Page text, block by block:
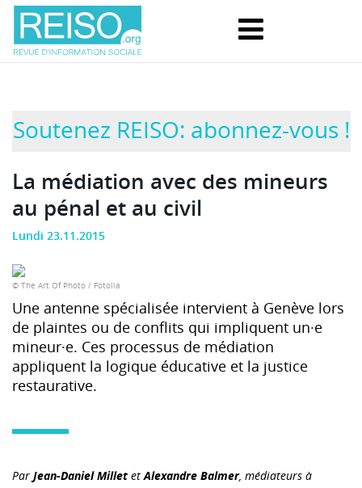
Soutenez REISO: abonnez-vous !
La médiation avec des mineurs
au pénal et au civil
Lundi 23.11.2015
© The Art Of Photo / Fotolia
Une antenne spécialisée intervient à Genève lors
de plaintes ou de conflits qui impliquent un·e
mineur·e. Ces processus de médiation
appliquent la logique éducative et la justice
restaurative.
Par Jean-Daniel Millet etAlexandre Balmer, médiateurs à